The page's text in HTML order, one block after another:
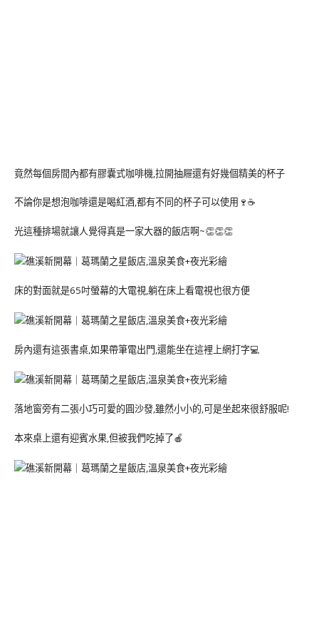
竟然每個房間內都有膠囊式咖啡機,拉開抽屜還有好幾個精美的杯子
不論你是想泡咖啡還是喝紅酒,都有不同的杯子可以使用🍷☕️
光這種排場就讓人覺得真是一家大器的飯店啊~👏👏👏
床的對面就是65吋螢幕的大電視,躺在床上看電視也很方便
房內還有這張書桌,如果帶筆電出門,還能坐在這裡上網打字💻
落地窗旁有二張小巧可愛的圓沙發,雖然小小的,可是坐起來很舒服呢!
本來桌上還有迎賓水果,但被我們吃掉了🍎